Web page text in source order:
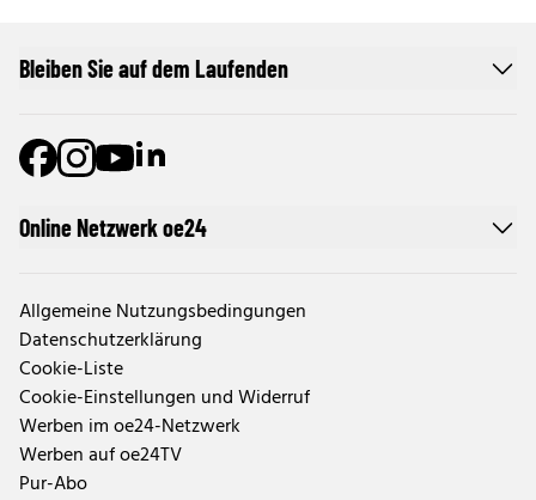
Online Netzwerk oe24
Allgemeine Nutzungsbedingungen
Datenschutzerklärung
Cookie-Liste
Cookie-Einstellungen und Widerruf
Werben im oe24-Netzwerk
Werben auf oe24TV
Pur-Abo
Bleiben Sie auf dem Laufenden